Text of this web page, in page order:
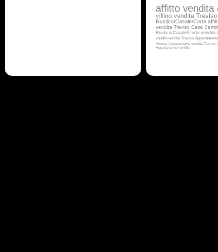
affitto vendita
villino vendita Treviso
Rustico/Casale/Corte
vendita Treviso Casa
Rustico/Casale/Corte vendita
venditavendita Treviso
Verona Appartamento vendita Treviso
Appartamento vendita